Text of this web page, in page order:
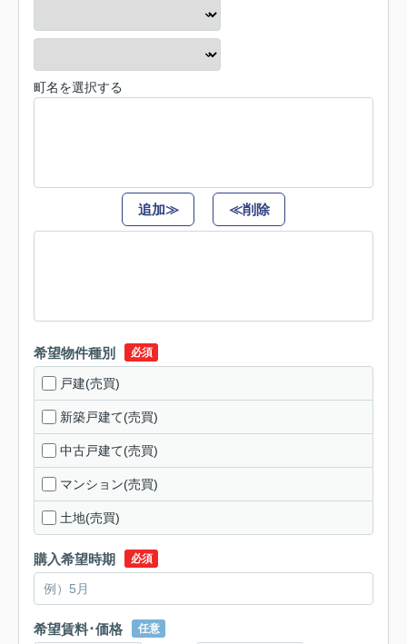
町名を選択する
追加≫ ≪削除
希望物件種別 必須
戸建(売買)
新築戸建て(売買)
中古戸建て(売買)
マンション(売買)
土地(売買)
購入希望時期 必須
希望賃料･価格 任意